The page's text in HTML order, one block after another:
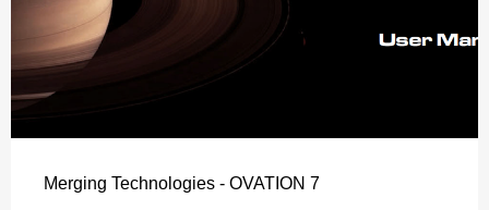
Merging Technologies - OVATION 7